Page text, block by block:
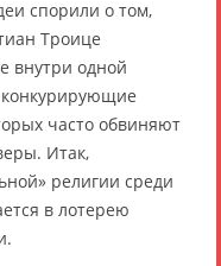
спорили о том,
Троице
внутри одной
часто обвиняют
Итак,
религии среди
в лотерею